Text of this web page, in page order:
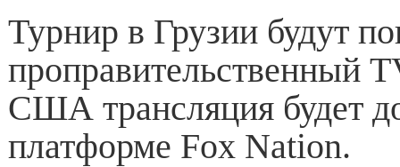
Турнир в Грузии будут
проправительственный
США трансляция будет
платформе Fox Nation.